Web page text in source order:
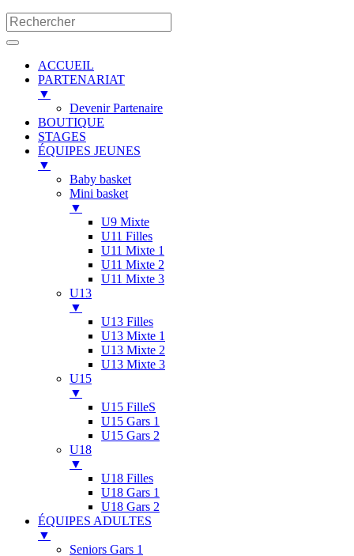
ACCUEIL
PARTENARIAT
▼
Devenir Partenaire
BOUTIQUE
STAGES
ÉQUIPES JEUNES
▼
Baby basket
Mini basket
▼
U9 Mixte
U11 Filles
U11 Mixte 1
U11 Mixte 2
U11 Mixte 3
U13
▼
U13 Filles
U13 Mixte 1
U13 Mixte 2
U13 Mixte 3
U15
▼
U15 FilleS
U15 Gars 1
U15 Gars 2
U18
▼
U18 Filles
U18 Gars 1
U18 Gars 2
ÉQUIPES ADULTES
▼
Seniors Gars 1